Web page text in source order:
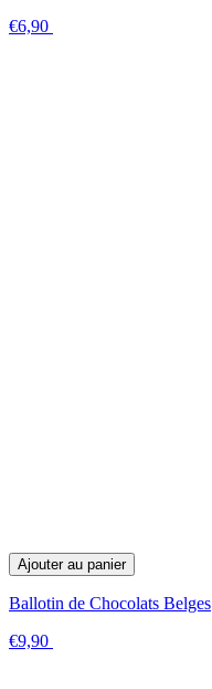
€6,90
Ajouter au panier
Ballotin de Chocolats Belges
€9,90